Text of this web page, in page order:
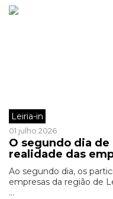
Leiria-in
01 julho 2026
O segundo dia
realidade das
Ao segundo dia, os
empresas da região de
...